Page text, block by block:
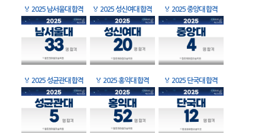
🏅 2025 남서울대 합격 🏅 2025 성신여대 합격 🏅 2025 중앙대 합격
🏅 2025 성균관대 합격 🏅 2025 홍익대 합격 🏅 2025 단국대 합격